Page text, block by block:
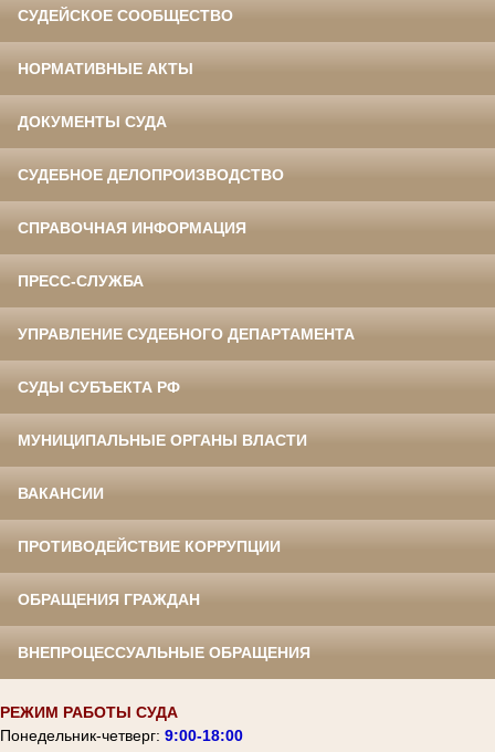
СУДЕЙСКОЕ СООБЩЕСТВО
НОРМАТИВНЫЕ АКТЫ
ДОКУМЕНТЫ СУДА
СУДЕБНОЕ ДЕЛОПРОИЗВОДСТВО
СПРАВОЧНАЯ ИНФОРМАЦИЯ
ПРЕСС-СЛУЖБА
УПРАВЛЕНИЕ СУДЕБНОГО ДЕПАРТАМЕНТА
СУДЫ СУБЪЕКТА РФ
МУНИЦИПАЛЬНЫЕ ОРГАНЫ ВЛАСТИ
ВАКАНСИИ
ПРОТИВОДЕЙСТВИЕ КОРРУПЦИИ
ОБРАЩЕНИЯ ГРАЖДАН
ВНЕПРОЦЕССУАЛЬНЫЕ ОБРАЩЕНИЯ
РЕЖИМ РАБОТЫ СУДА
Понедельник-четверг: 9:00-18:00